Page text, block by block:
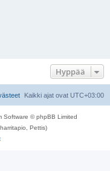
Hyppää
Kaikki ajat ovat UTC+03:00
Software © phpBB Limited
Pettis)